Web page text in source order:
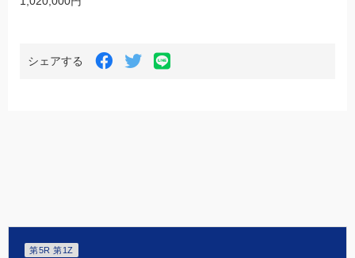
シェアする
Facebook
TwitterLINE
第5R 第1Z